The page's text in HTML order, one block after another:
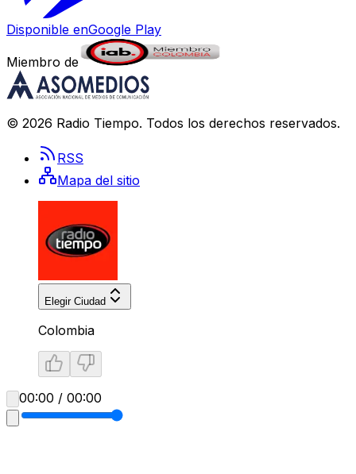
Disponible enGoogle Play
Miembro de
© 2026 Radio Tiempo. Todos los derechos reservados.
RSS
Mapa del sitio
Elegir Ciudad
Colombia
00:00 / 00:00